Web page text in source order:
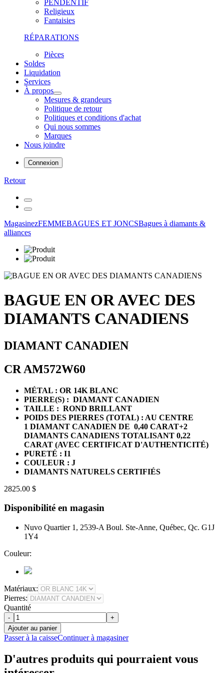
PENDENTIF
Religieux
Fantaisies
RÉPARATIONS
Pièces
Soldes
Liquidation
Services
À propos
Mesures & grandeurs
Politique de retour
Politiques et conditions d'achat
Qui nous sommes
Marques
Nous joindre
Connexion
Retour
MagasinezFEMMEBAGUES ET JONCSBagues à diamants &
alliances
BAGUE EN OR AVEC DES
DIAMANTS CANADIENS
DIAMANT CANADIEN
CR AM572W60
MÉTAL : OR 14K BLANC
PIERRE(S) : DIAMANT CANADIEN
TAILLE : ROND BRILLANT
POIDS DES PIERRES (TOTAL) : AU CENTRE
1 DIAMANT CANADIEN DE 0,40 CARAT+2
DIAMANTS CANADIENS TOTALISANT 0,22
CARAT (AVEC CERTIFICAT D'AUTHENTICITÉ)
PURETÉ : I1
COULEUR : J
DIAMANTS NATURELS CERTIFIÉS
2825.00 $
Disponibilité en magasin
Nuvo Quartier 1, 2539-A Boul. Ste-Anne, Québec, Qc. G1J
1Y4
Couleur:
Matériaux:
Pierres:
Quantité
-
+
Ajouter au panier
Passer à la caisseContinuer à magasiner
D'autres produits qui pourraient vous